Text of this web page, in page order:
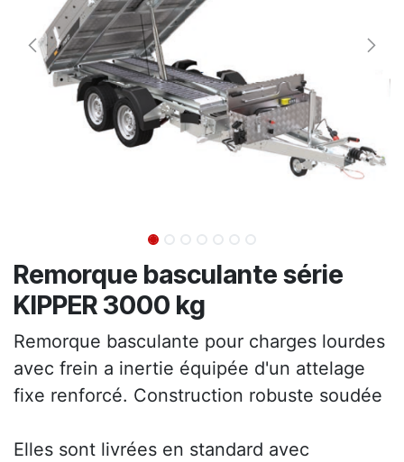
Remorque basculante série
KIPPER 3000 kg
Remorque basculante pour charges lourdes
avec frein a inertie équipée d'un attelage
fixe renforcé. Construction robuste soudée
Elles sont livrées en standard avec